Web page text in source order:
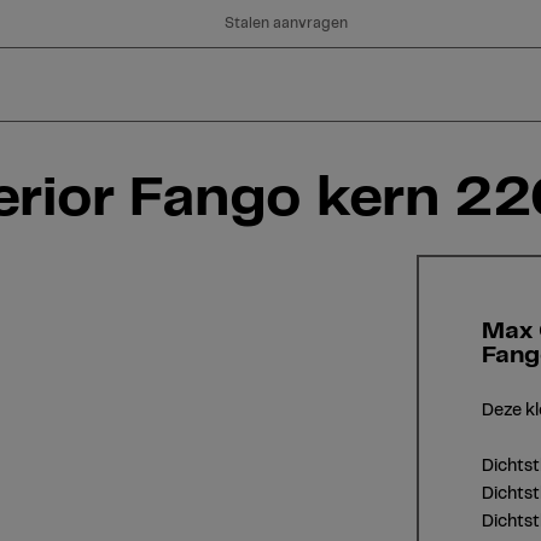
Stalen aanvragen
Fango kern
Deze